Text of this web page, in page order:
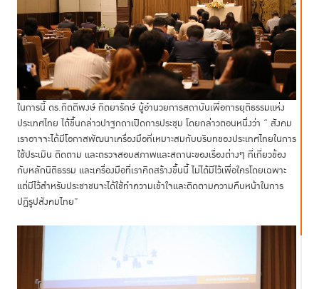
ในการนี้ ดร.กิตติพงษ์ กิตยารักษ์ ผู้อำนวยการสถาบันเพื่อการยุติธรรมแห่ง
ประเทศไทย ได้ขึ้นกล่าวปาฐกถาเปิดการประชุม โดยกล่าวตอนหนึ่งว่า “ สังคม
เราอาจจะได้มีโอกาสพัฒนาเครื่องมือที่เหมาะสมกับบริบทของประเทศไทยในการ
ใช้ประเมิน ติดตาม และตรวจสอบสภาพและสถานะของเรื่องต่างๆ ที่เกี่ยวข้อง
กับหลักนิติธรรม และเครื่องมือที่เราคิดสร้างขึ้นนี้ ไม่ได้มีไว้เพื่อใครโดยเฉพาะ
แต่มีไว้สำหรับประชาชนจะได้ใช้ทำความเข้าใจและติดตามความคืบหน้าในการ
ปฏิรูปสังคมไทย”